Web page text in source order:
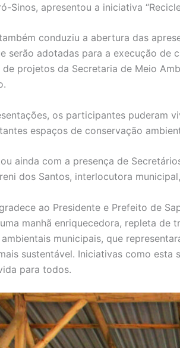
Sinos, apresentou a iniciativa
conduziu a abertura das
serão adotadas para a execução de
projetos da Secretaria de Meio
os participantes puderam
espaços de conservação
ainda com a presença de
dos Santos, interlocutora
ao Presidente e Prefeito de
manhã enriquecedora, repleta de
municipais, que
sustentável. Iniciativas como
para todos.